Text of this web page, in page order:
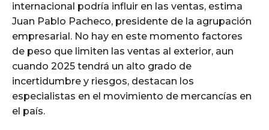
internacional podría influir en las ventas, estima
Juan Pablo Pacheco, presidente de la agrupación
empresarial. No hay en este momento factores
de peso que limiten las ventas al exterior, aun
cuando 2025 tendrá un alto grado de
incertidumbre y riesgos, destacan los
especialistas en el movimiento de mercancías en
el país.